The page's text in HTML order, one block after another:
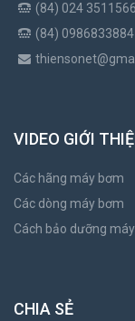
(84) 024
(84)
VIDEO GIỚI
Các hãng máy bơm
Các dòng máy bơm
Cách bảo dưỡng
CHIA SẺ